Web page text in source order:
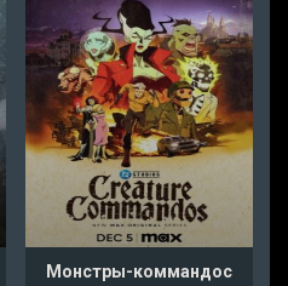
Монстры-коммандос